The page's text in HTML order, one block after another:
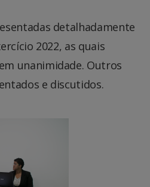
detalhadamente
2022, as quais
unanimidade. Outros
e discutidos.